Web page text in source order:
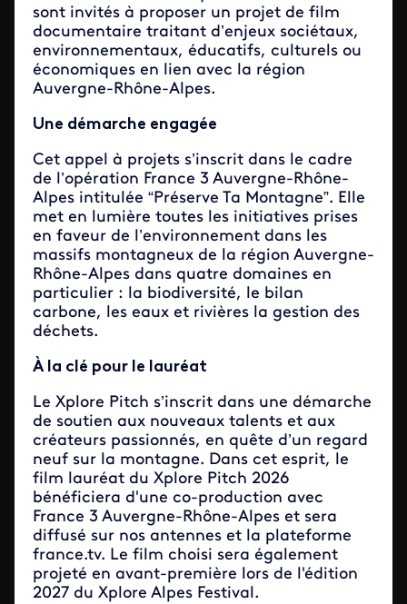
sont invités à proposer un projet de film
documentaire traitant d’enjeux sociétaux,
environnementaux, éducatifs, culturels ou
économiques en lien avec la région
Auvergne-Rhône-Alpes.
Une démarche engagée
Cet appel à projets s’inscrit dans le cadre
de l’opération France 3 Auvergne-Rhône-
Alpes intitulée “Préserve Ta Montagne”. Elle
met en lumière toutes les initiatives prises
en faveur de l’environnement dans les
massifs montagneux de la région Auvergne-
Rhône-Alpes dans quatre domaines en
particulier : la biodiversité, le bilan
carbone, les eaux et rivières la gestion des
déchets.
À la clé pour le lauréat
Le Xplore Pitch s’inscrit dans une démarche
de soutien aux nouveaux talents et aux
créateurs passionnés, en quête d’un regard
neuf sur la montagne. Dans cet esprit, le
film lauréat du Xplore Pitch 2026
bénéficiera d'une co-production avec
France 3 Auvergne-Rhône-Alpes et sera
diffusé sur nos antennes et la plateforme
france.tv. Le film choisi sera également
projeté en avant-première lors de l'édition
2027 du Xplore Alpes Festival.